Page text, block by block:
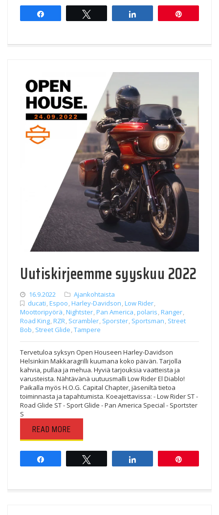
Uutiskirjeemme syyskuu 2022
16.9.2022
Ajankohtaista
ducati Espoo Harley-Davidson Low Rider
Moottoripyörä Nightster Pan America polaris Ranger
Road King RZR Scrambler Sporster Sportsman Street
Bob Street Glide Tampere
Tervetuloa syksyn Open Houseen Harley-Davidson
Helsinkiin Makkaragrilli kuumana koko päivän. Tarjolla
kahvia, pullaa ja mehua. Hyviä tarjouksia vaatteista ja
varusteista. Nähtävänä uutuusmalli Low Rider El Diablo!
Paikalla myös H.O.G. Capital Chapter, jäseniltä tietoa
toiminnasta ja tapahtumista. Koeajettavissa: - Low Rider ST -
Road Glide ST - Sport Glide - Pan America Special - Sportster
S
READ MORE